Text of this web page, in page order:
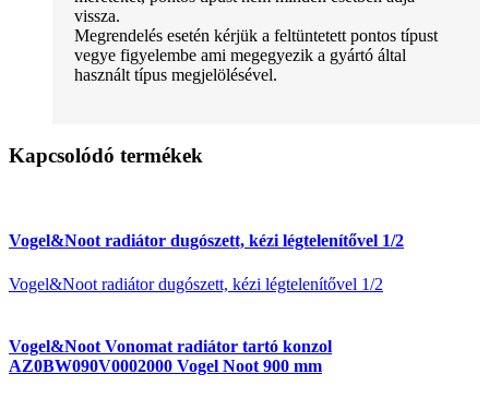
vissza.
Megrendelés esetén kérjük a feltüntetett pontos típust
vegye figyelembe ami megegyezik a gyártó által
használt típus megjelölésével.
Kapcsolódó termékek
Vogel&Noot radiátor dugószett, kézi légtelenítővel 1/2
Vogel&Noot radiátor dugószett, kézi légtelenítővel 1/2
Vogel&Noot Vonomat radiátor tartó konzol
AZ0BW090V0002000 Vogel Noot 900 mm